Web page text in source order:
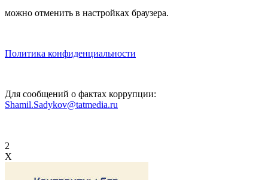
можно отменить в настройках браузера.
Политика конфиденциальности
Для сообщений о фактах коррупции:
Shamil.Sadykov@tatmedia.ru
2
X